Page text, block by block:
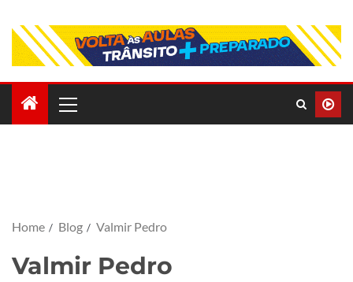
Home Blog Valmir Pedro
Valmir Pedro